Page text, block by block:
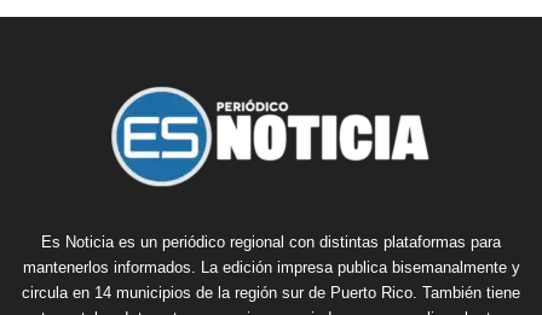
Es Noticia es un periódico regional con distintas plataformas para
mantenerlos informados. La edición impresa publica bisemanalmente y
circula en 14 municipios de la región sur de Puerto Rico. También tiene